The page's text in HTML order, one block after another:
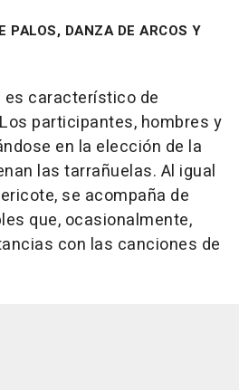
PALOS, DANZA DE ARCOS Y
característico de
participantes, hombres y
en la elección de la
las tarrañuelas. Al igual
se acompaña de
que, ocasionalmente,
con las canciones de